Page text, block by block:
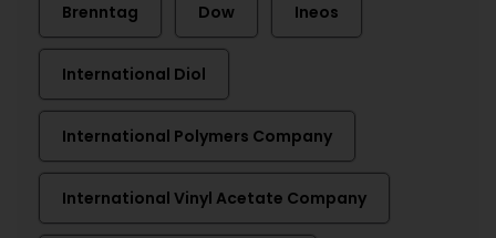
Brenntag Dow Ineos
International Diol
International Polymers Company
International Vinyl Acetate Company